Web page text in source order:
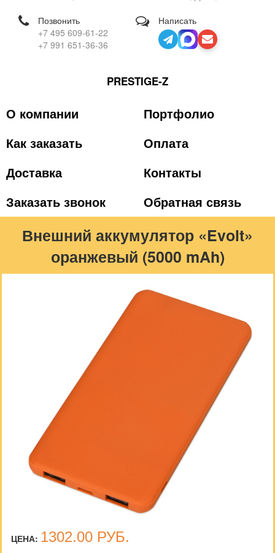
Позвонить
+7 495 609-61-22
+7 991 651-36-36
Написать
PRESTIGE-Z
О компании
Портфолио
Как заказать
Оплата
Доставка
Контакты
Заказать звонок
Обратная связь
Внешний аккумулятор «Evolt»
оранжевый (5000 mAh)
ЦЕНА: 1302.00 РУБ.